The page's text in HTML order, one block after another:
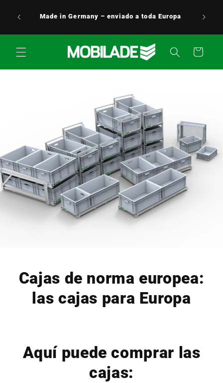
directamente
al contenidoMade in Germany – enviado a toda Europa
Carrito
Cajas de norma europea:
las cajas para Europa
Aquí puede comprar las
cajas: